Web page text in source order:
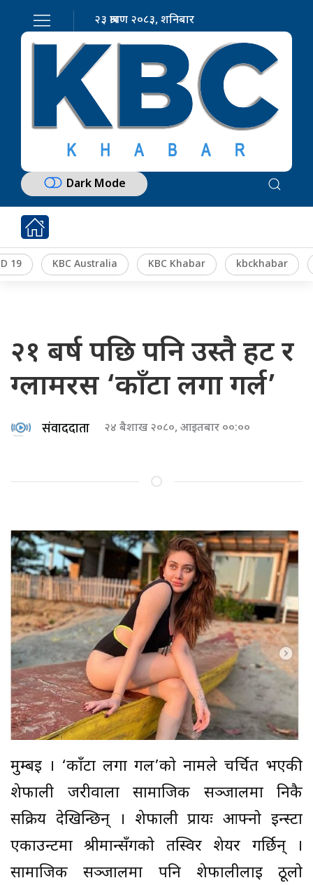
२३ श्रावण २०८३, शनिबार
Dark Mode
19 KBC Australia KBC Khabar kbckhabar
२१ बर्ष पछि पनि उस्तै हट र
ग्लामरस ‘काँटा लगा गर्ल’
संवाददाता २४ बैशाख २०८०, आइतबार ००:००
मुम्बई । ‘काँटा लगा गर्ल’को नामले चर्चित भएकी
शेफाली जरीवाला सामाजिक सञ्जालमा निकै
सक्रिय देखिन्छिन् । शेफाली प्रायः आफ्नो इन्स्टा
एकाउन्टमा श्रीमान्सँगको तस्विर शेयर गर्छिन् ।
सामाजिक सञ्जालमा पनि शेफालीलाई ठूलो